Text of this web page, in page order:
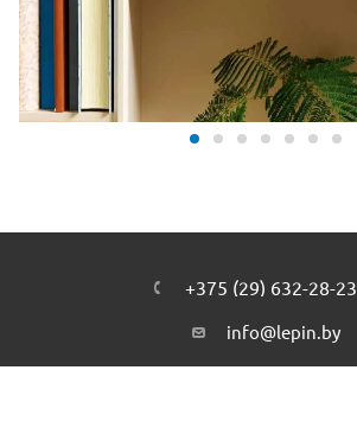
+375 (29) 632-28-23
info@lepin.by